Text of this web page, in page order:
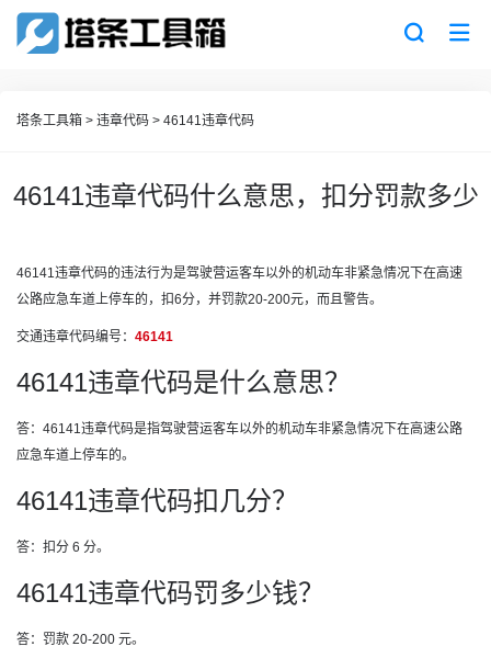
塔条工具箱 > 违章代码 > 46141违章代码
46141违章代码什么意思，扣分罚款多少
46141违章代码的违法行为是驾驶营运客车以外的机动车非紧急情况下在高速
公路应急车道上停车的，扣6分，并罚款20-200元，而且警告。
交通违章代码编号： 46141
46141违章代码是什么意思？
答：46141违章代码是指驾驶营运客车以外的机动车非紧急情况下在高速公路
应急车道上停车的。
46141违章代码扣几分？
答：扣分 6 分。
46141违章代码罚多少钱？
答：罚款 20-200 元。